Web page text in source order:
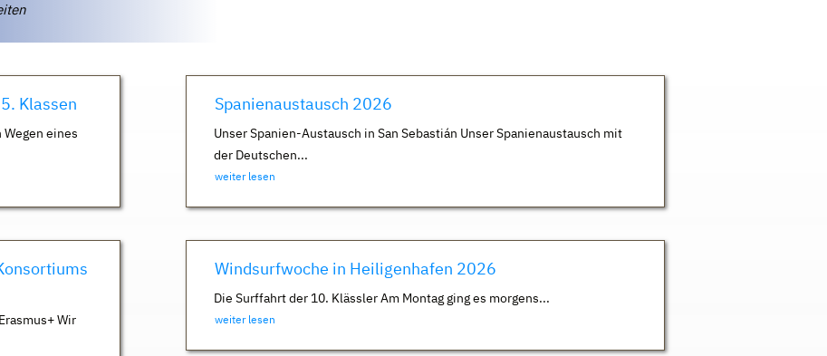
Klassen
eines
Spanienaustausch 2026
Unser Spanien-Austausch in San Sebastián Unser Spanienaustausch mit
der Deutschen...
weiter lesen
Wir
Windsurfwoche in Heiligenhafen 2026
Die Surffahrt der 10. Klässler Am Montag ging es morgens...
weiter lesen